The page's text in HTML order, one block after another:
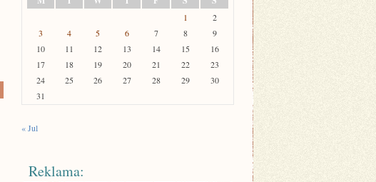
1
2
3
4 5 6 7 8
9
10
11 12 13 14 15
16
17
18 19 20 21 22
23
24
25 26 27 28 29
30
31
« Jul
Reklama: